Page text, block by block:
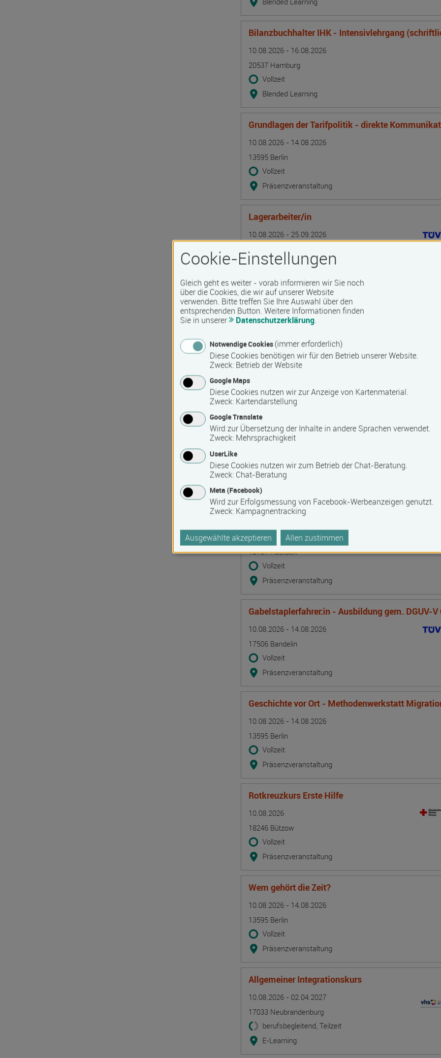
Bilanzbuchhalter IHK - Intensivlehrgang
10.08.2026 - 16.08.2026
20537 Hamburg
Vollzeit
Blended Learning
Grundlagen der Tarifpolitik - direkte
10.08.2026 - 14.08.2026
13595 Berlin
Vollzeit
Präsenzveranstaltung
Lagerarbeiter/in
10.08.2026 - 25.09.2026
17506 Bandelin
Vollzeit
Präsenzveranstaltung
Lehmbaupraxis Traditionelle Techniken. Baustoff
Ausfachungstechniken und Leichtlehm-
10.08.2026 - 12.08.2026
19395 Ganzlin OT Wangelin
Vollzeit
Deeskalation durch Kommunikation -
DeTrain II
Termin
10.08.2026 - 11.08.2026
Ort
18057 Rostock
Zeitmuster
Vollzeit
Lehr- und Lernform
Start-up Seminar für Steuerfachangestellte
Termin
10.08.2026 - 11.08.2026
Ort
18107 Rostock
Zeitmuster
Vollzeit
Lehr- und Lernform
Präsenzveranstaltung
Gabelstaplerfahrer:in - Ausbildung gem. DGUV-V
10.08.2026 - 14.08.2026
17506 Bandelin
Vollzeit
Präsenzveranstaltung
Geschichte vor Ort - Methodenwerkstatt
10.08.2026 - 14.08.2026
13595 Berlin
Vollzeit
Präsenzveranstaltung
Rotkreuzkurs Erste Hilfe
10.08.2026
18246 Bützow
Vollzeit
Präsenzveranstaltung
Wem gehört die Zeit?
10.08.2026 - 14.08.2026
13595 Berlin
Vollzeit
Präsenzveranstaltung
Allgemeiner Integrationskurs
10.08.2026 - 02.04.2027
17033 Neubrandenburg
berufsbegleitend, Teilzeit
E-Learning
Cookie-Einstellungen
Gleich geht es weiter - vorab informieren wir Sie noch
über die Cookies, die wir auf unserer Website
verwenden. Bitte treffen Sie Ihre Auswahl über den
entsprechenden Button. Weitere Informationen finden
Sie in unserer
Datenschutzerklärung.
Notwendige Cookies (immer erforderlich)
Diese Cookies benötigen wir für den Betrieb unserer Website.
Zweck: Betrieb der Website
Google Maps
Diese Cookies nutzen wir zur Anzeige von Kartenmaterial.
Zweck: Kartendarstellung
Google Translate
Wird zur Übersetzung der Inhalte in andere Sprachen verwendet.
Zweck: Mehrsprachigkeit
UserLike
Diese Cookies nutzen wir zum Betrieb der Chat-Beratung.
Zweck: Chat-Beratung
Meta (Facebook)
Wird zur Erfolgsmessung von Facebook-Werbeanzeigen genutzt.
Zweck: Kampagnentracking
Ausgewählte akzeptieren Allen zustimmen